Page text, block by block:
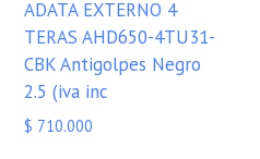
ADATA EXTERNO 4
TERAS AHD650-4TU31-
CBK Antigolpes Negro
2.5 (iva inc
$ 710.000